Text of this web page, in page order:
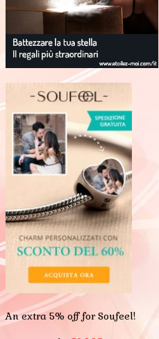
An extra 5% off for Soufeel!